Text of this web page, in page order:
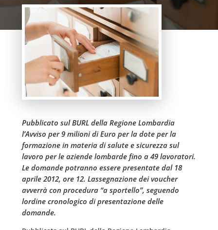
Pubblicato sul BURL della Regione Lombardia
l’Avviso per 9 milioni di Euro per la dote per la
formazione in materia di salute e sicurezza sul
lavoro per le aziende lombarde fino a 49 lavoratori.
Le domande potranno essere presentate dal 18
aprile 2012, ore 12. Lassegnazione dei voucher
avverrà con procedura “a sportello”, seguendo
lordine cronologico di presentazione delle
domande.